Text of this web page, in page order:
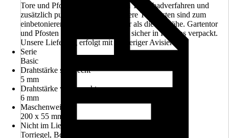
Tore und Pfosten feuerverzinkt im Tauchbadverfahren und
zusätzlich pulverbeschichtet! Unsere Torpfosten sind zum
einbetonieren und ca. 60cm länger als die Torhöhe. Gartentor
und Pfosten werden komplett und sicher in Kartons verpackt.
Unsere Lieferung erfolgt mit vorheriger Avisierung.
Serie
Basic
Drahtstärke senkrecht
5 mm
Drahtstärke waagerecht
6 mm
Maschenweite
200 x 55 mm
Nicht im Lieferumfang enthalten
Torriegel, Bodenhülse bzw. Bodenanschlag